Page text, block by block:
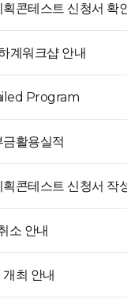
콘테스트 신청서 확
계워크샵 안내
Program
활용실적
콘테스트 신청서 작
소 안내
최 안내